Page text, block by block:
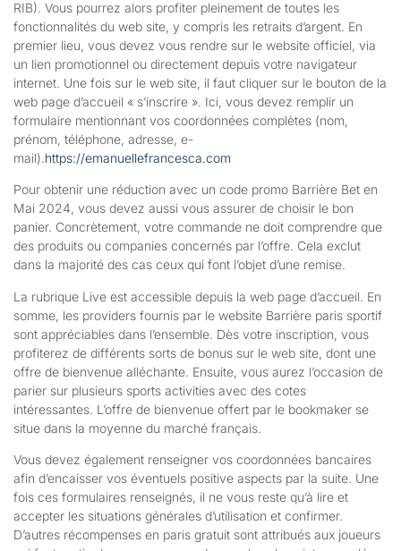
RIB). Vous pourrez alors profiter pleinement de toutes les
fonctionnalités du web site, y compris les retraits d’argent. En
premier lieu, vous devez vous rendre sur le website officiel, via
un lien promotionnel ou directement depuis votre navigateur
internet. Une fois sur le web site, il faut cliquer sur le bouton de la
web page d’accueil « s’inscrire ». Ici, vous devez remplir un
formulaire mentionnant vos coordonnées complètes (nom,
prénom, téléphone, adresse, e-
mail).https://emanuellefrancesca.com
Pour obtenir une réduction avec un code promo Barrière Bet en
Mai 2024, vous devez aussi vous assurer de choisir le bon
panier. Concrètement, votre commande ne doit comprendre que
des produits ou companies concernés par l’offre. Cela exclut
dans la majorité des cas ceux qui font l’objet d’une remise.
La rubrique Live est accessible depuis la web page d’accueil. En
somme, les providers fournis par le website Barrière paris sportif
sont appréciables dans l’ensemble. Dès votre inscription, vous
profiterez de différents sorts de bonus sur le web site, dont une
offre de bienvenue alléchante. Ensuite, vous aurez l’occasion de
parier sur plusieurs sports activities avec des cotes
intéressantes. L’offre de bienvenue offert par le bookmaker se
situe dans la moyenne du marché français.
Vous devez également renseigner vos coordonnées bancaires
afin d’encaisser vos éventuels positive aspects par la suite. Une
fois ces formulaires renseignés, il ne vous reste qu’à lire et
accepter les situations générales d’utilisation et confirmer.
D’autres récompenses en paris gratuit sont attribués aux joueurs